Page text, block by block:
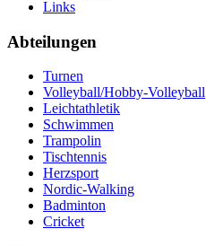
Links
Abteilungen
Turnen
Volleyball/Hobby-Volleyball
Leichtathletik
Schwimmen
Trampolin
Tischtennis
Herzsport
Nordic-Walking
Badminton
Cricket